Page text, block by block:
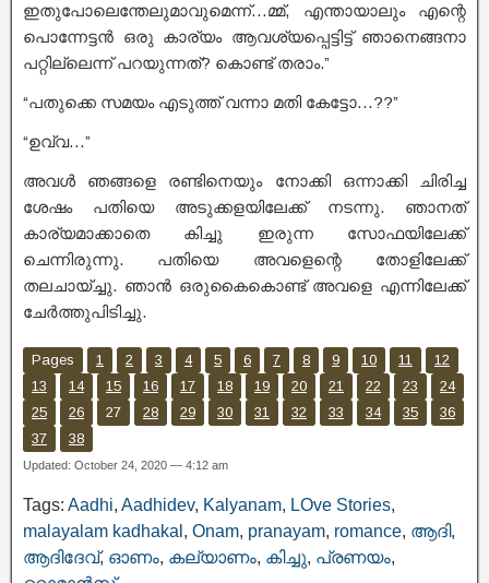
ഇതുപോലെന്തേലുമാവുമെന്ന്…മ്മ്, എന്തായാലും എന്റെ
പൊന്നേട്ടൻ ഒരു കാര്യം ആവശ്യപ്പെട്ടിട്ട് ഞാനെങ്ങനാ
പറ്റില്ലെന്ന് പറയുന്നത്? കൊണ്ട് തരാം.”
“പതുക്കെ സമയം എടുത്ത് വന്നാ മതി കേട്ടോ…??”
“ഉവ്വ…”
അവൾ ഞങ്ങളെ രണ്ടിനെയും നോക്കി ഒന്നാക്കി ചിരിച്ച
ശേഷം പതിയെ അടുക്കളയിലേക്ക് നടന്നു. ഞാനത്
കാര്യമാക്കാതെ കിച്ചു ഇരുന്ന സോഫയിലേക്ക്
ചെന്നിരുന്നു. പതിയെ അവളെന്റെ തോളിലേക്ക്
തലചായ്ച്ചു. ഞാൻ ഒരുകൈകൊണ്ട് അവളെ എന്നിലേക്ക്
ചേർത്തുപിടിച്ചു.
Pages 1 2 3 4 5 6 7 8 9 10 11
12
13
14 15 16 17 18 19 20 21 22 23
24
25
26 27 28 29 30 31 32 33 34 35
36
37
38
Updated: October 24, 2020 — 4:12 am
Tags: Aadhi, Aadhidev, Kalyanam, LOve Stories,
malayalam kadhakal , Onam, pranayam, romance, ആദി,
ആദിദേവ്, ഓണം, കല്യാണം, കിച്ചു, പ്രണയം,